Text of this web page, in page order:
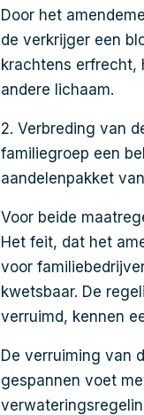
Door het
de verkrijger een
krachtens erfrecht,
andere lichaam.
2. Verbreding van
familiegroep een
aandelenpakket
Voor beide
Het feit, dat het
voor
kwetsbaar. De
verruimd, kennen
De verruiming van
gespannen voet